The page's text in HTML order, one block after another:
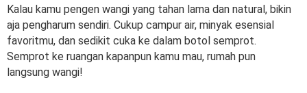
Kalau kamu pengen wangi yang tahan lama dan natural, bikin
aja pengharum sendiri. Cukup campur air, minyak esensial
favoritmu, dan sedikit cuka ke dalam botol semprot.
Semprot ke ruangan kapanpun kamu mau, rumah pun
langsung wangi!